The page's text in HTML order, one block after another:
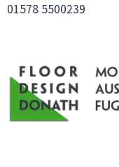
01578 5500239